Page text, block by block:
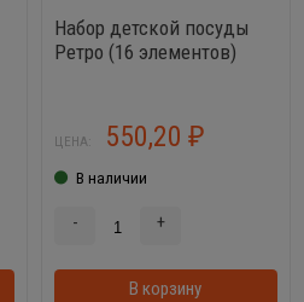
В корзинке
Набор детской посуды
Ретро (16 элементов)
ЦЕНА: 550,20 ₽
В наличии
- +
В корзину